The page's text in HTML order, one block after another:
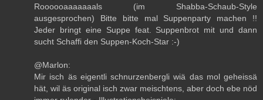
Roooooaaaaaaals (im Shabba-Schaub-Style
ausgesprochen) Bitte bitte mal Suppenparty machen !!
Jeder bringt eine Suppe feat. Suppenbrot mit und dann
sucht Schaffi den Suppen-Koch-Star :-)
@Marlon:
Mir isch äs eigentli schnurzenbergli wiä das mol geheissä
hät, wil äs original isch zwar meischtens, aber doch ebe nöd